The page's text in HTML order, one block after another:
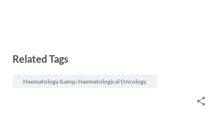
Related Tags
Haematology &amp; Haematological Oncology